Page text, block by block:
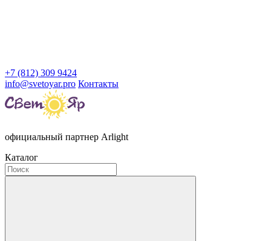
+7 (812) 309 9424
info@svetoyar.pro Контакты
официальный партнер Arlight
Каталог